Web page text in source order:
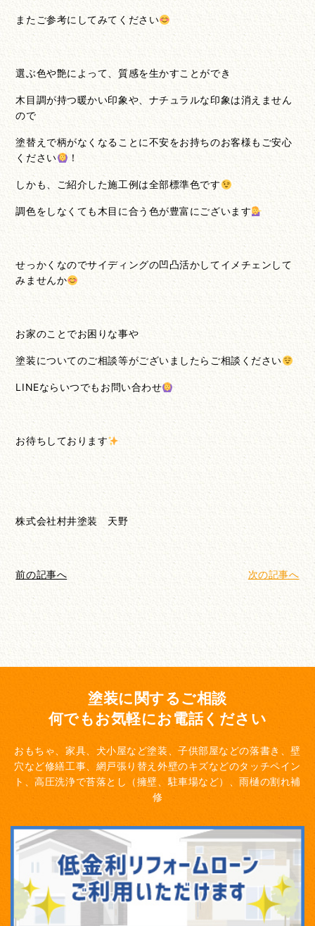
またご参考にしてみてください
選ぶ色や艶によって、質感を生かすことができ
木目調が持つ暖かい印象や、ナチュラルな印象は消えません
ので
塗替えで柄がなくなることに不安をお持ちのお客様もご安心
ください
！
しかも、ご紹介した施工例は全部標準色です
調色をしなくても木目に合う色が豊富にございます
せっかくなのでサイディングの凹凸活かしてイメチェンして
みませんか
お家のことでお困りな事や
塗装についてのご相談等がございましたらご相談ください
LINEならいつでもお問い合わせ
お待ちしております
株式会社村井塗装 天野
前の記事へ 次の記事へ
塗装に関するご相談
何でもお気軽にお電話ください
おもちゃ、家具、犬小屋など塗装、子供部屋などの落書き、壁
穴など修繕工事、網戸張り替え 外壁のキズなどのタッチペイン
ト、高圧洗浄で苔落とし（擁壁、駐車場など）、雨樋の割れ補
修